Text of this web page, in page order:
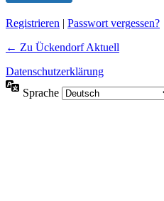
Alternative:
Registrieren | Passwort vergessen?
← Zu Ückendorf Aktuell
Datenschutzerklärung
Sprache